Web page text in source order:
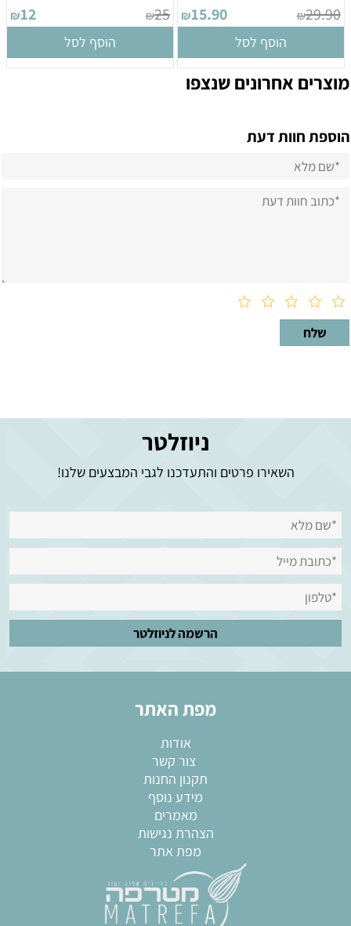
₪29.90
₪15.90
הוסף לסל
₪25
₪12
הוסף לסל
מוצרים אחרונים שנצפו
הוספת חוות דעת
ניוזלטר
השאירו פרטים והתעדכנו לגבי המבצעים שלנו!
מפת האתר
אודות
צור קשר
תקנון החנות
מידע נוסף
מאמרים
הצהרת נגישות
מפת אתר